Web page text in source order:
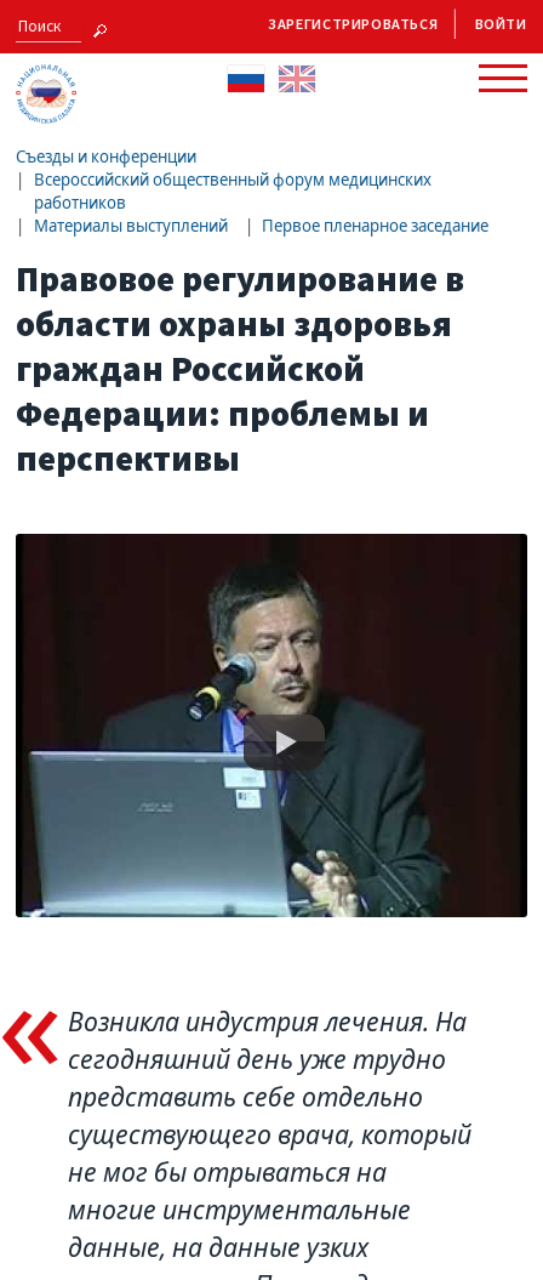
ЗАРЕГИСТРИРОВАТЬСЯ ВОЙТИ
Съезды и конференции
Всероссийский общественный форум медицинских
работников
Материалы выступлений
Первое пленарное заседание
Правовое регулирование в
области охраны здоровья
граждан Российской
Федерации: проблемы и
перспективы
Доклад С. В. Калашникова
Возникла индустрия лечения. На
сегодняшний день уже трудно
представить себе отдельно
существующего врача, который
не мог бы отрываться на
многие инструментальные
данные, на данные узких